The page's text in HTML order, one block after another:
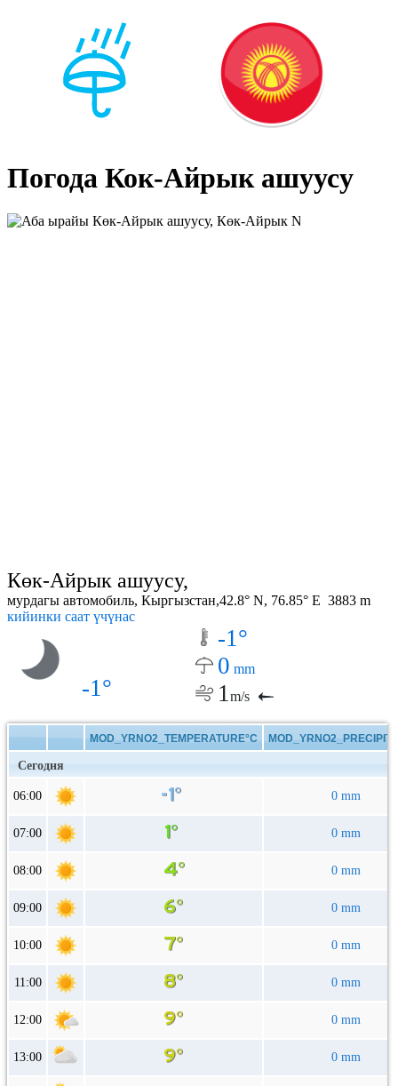
Погода Кок-Айрык ашуусу
Көк-Айрык ашуусу,
мурдагы автомобиль, Кыргызстан,42.8° N, 76.85° E 3883 m
кийинки саат үчүнас
-1°
-1°
0 mm
1m/s
MOD_YRNO2_TEMPERATURE°C
Сегодня
06:00 0 mm
07:00 0 mm
08:00 0 mm
09:00 0 mm
10:00 0 mm
11:00 0 mm
12:00 0 mm
13:00 0 mm